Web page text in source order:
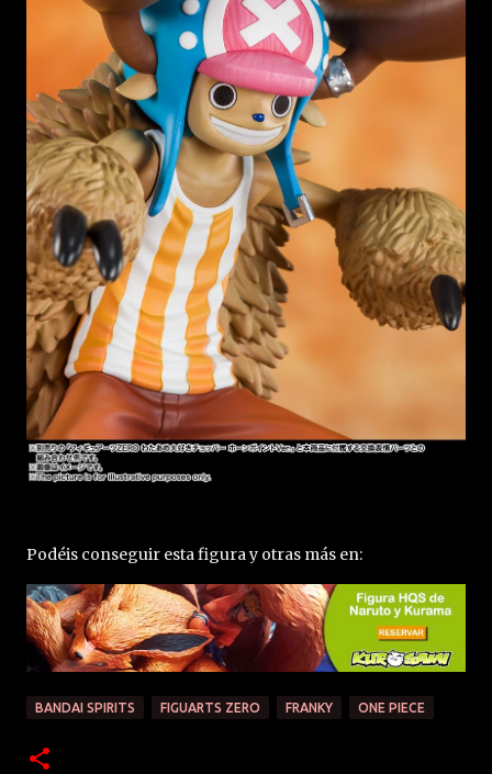
Podéis conseguir esta figura y otras más en:
BANDAI SPIRITS FIGUARTS ZERO FRANKY ONE PIECE